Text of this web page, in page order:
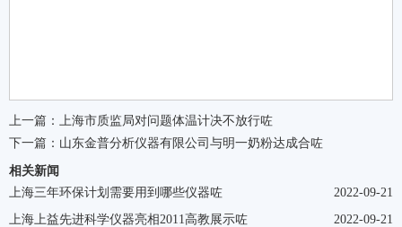
上一篇：
上海市质监局对问题体温计决不放行咗
下一篇： 山东金普分析仪器有限公司与明一奶粉达成合咗
相关新闻
2022-09-21
上海三年环保计划需要用到哪些仪器咗
2022-09-21
上海上益先进科学仪器亮相2011高教展示咗